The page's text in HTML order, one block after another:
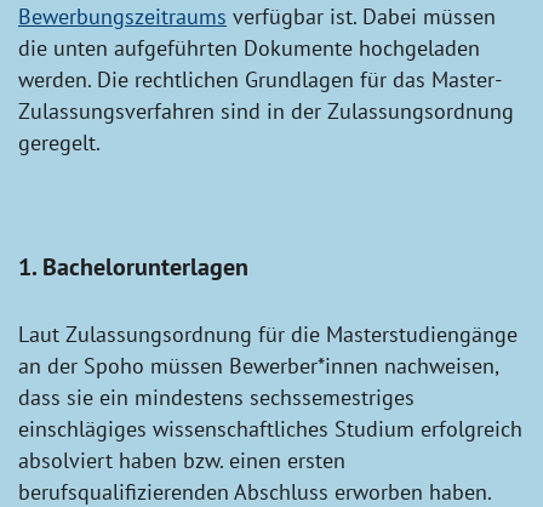
Bewerbungszeitraums verfügbar ist. Dabei müssen
die unten aufgeführten Dokumente hochgeladen
werden. Die rechtlichen Grundlagen für das Master-
Zulassungsverfahren sind in der Zulassungsordnung
geregelt.
1. Bachelorunterlagen
Laut Zulassungsordnung für die Masterstudiengänge
an der Spoho müssen Bewerber*innen nachweisen,
dass sie ein mindestens sechssemestriges
einschlägiges wissenschaftliches Studium erfolgreich
absolviert haben bzw. einen ersten
berufsqualifizierenden Abschluss erworben haben.